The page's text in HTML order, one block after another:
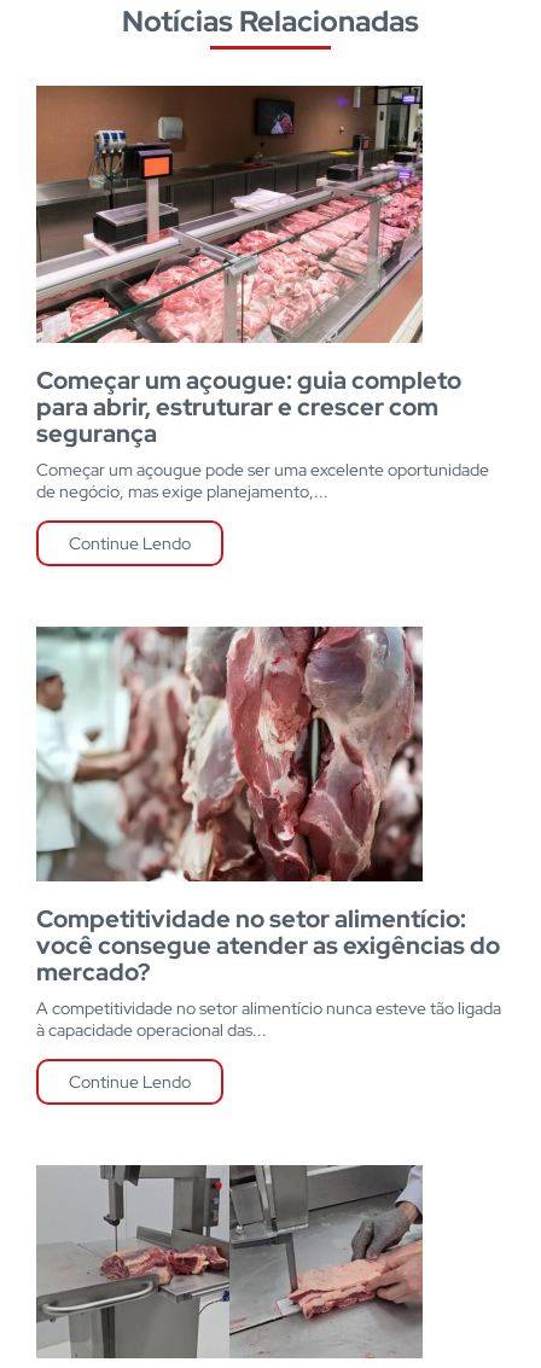
Notícias Relacionadas
Começar um açougue: guia completo
para abrir, estruturar e crescer com
segurança
Começar um açougue pode ser uma excelente oportunidade
de negócio, mas exige planejamento,...
Continue Lendo
Competitividade no setor alimentício:
você consegue atender as exigências do
mercado?
A competitividade no setor alimentício nunca esteve tão ligada
à capacidade operacional das...
Continue Lendo